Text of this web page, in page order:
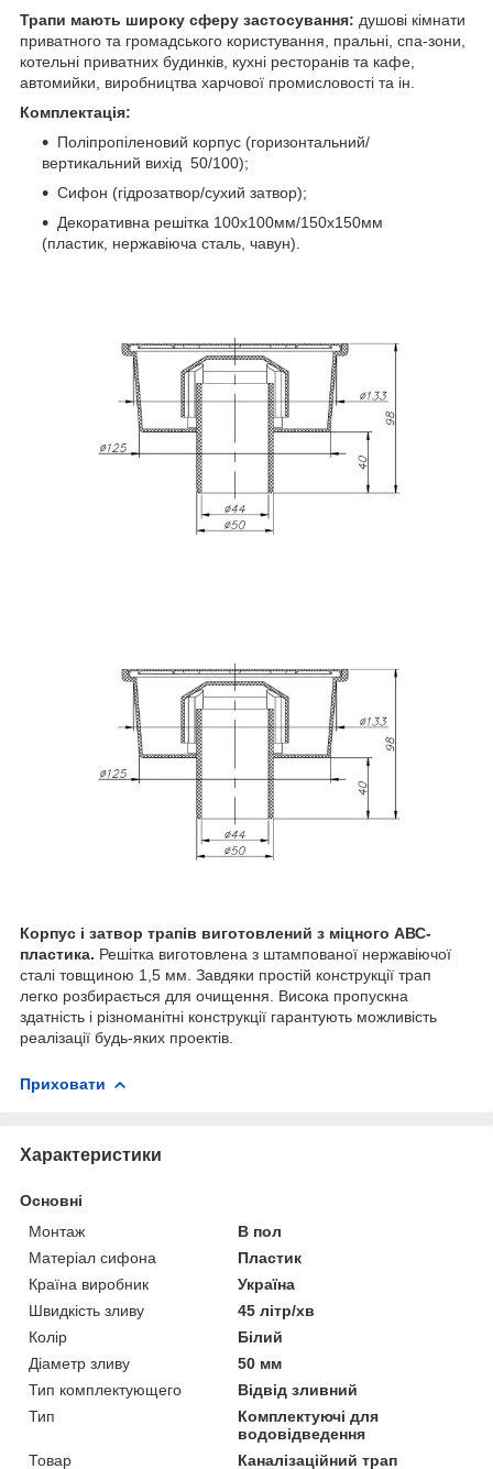
Трапи мають широку сферу застосування: душові кімнати
приватного та громадського користування, пральні, спа-зони,
котельні приватних будинків, кухні ресторанів та кафе,
автомийки, виробництва харчової промисловості та ін.
Комплектація:
Поліпропіленовий корпус (горизонтальний/
вертикальний вихід 50/100);
Сифон (гідрозатвор/сухий затвор);
Декоративна решітка 100х100мм/150х150мм
(пластик, нержавіюча сталь, чавун).
Корпус і затвор трапів виготовлений з міцного АВС-
пластика. Решітка виготовлена з штампованої нержавіючої
сталі товщиною 1,5 мм. Завдяки простій конструкції трап
легко розбирається для очищення. Висока пропускна
здатність і різноманітні конструкції гарантують можливість
реалізації будь-яких проектів.
Приховати
Характеристики
Основні
Монтаж
В пол
Матеріал сифона
Пластик
Країна виробник
Україна
Швидкість зливу
45 літр/хв
Колір
Білий
Діаметр зливу
50 мм
Тип комплектующего
Відвід зливний
Тип
Комплектуючі для
водовідведення
Товар
Каналізаційний трап